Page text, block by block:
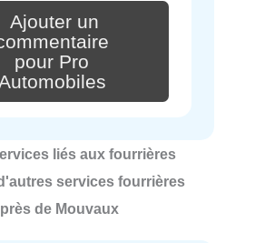
Ajouter un
pour Pro
liés aux fourrières
services fourrières
de Mouvaux